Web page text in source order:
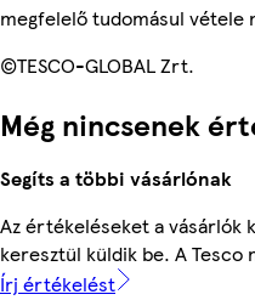
megfelelő tudomásul vétele
©TESCO-GLOBAL Zrt.
Még nincsenek
Segíts a többi vásárlónak
Az értékeléseket a vásárlók
keresztül küldik be. A
Írj értékelést